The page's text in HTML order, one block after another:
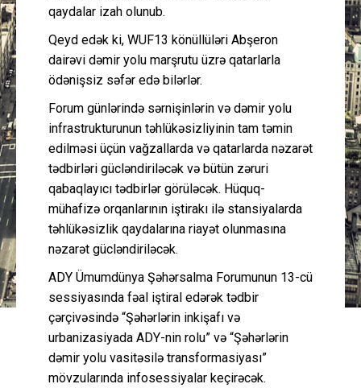
qaydalar izah olunub.
Qeyd edək ki, WUF13 könüllüləri Abşeron
dairəvi dəmir yolu marşrutu üzrə qatarlarla
ödənişsiz səfər edə bilərlər.
Forum günlərində sərnişinlərin və dəmir yolu
infrastrukturunun təhlükəsizliyinin tam təmin
edilməsi üçün vağzallarda və qatarlarda nəzarət
tədbirləri gücləndiriləcək və bütün zəruri
qabaqlayıcı tədbirlər görüləcək. Hüquq-
mühafizə orqanlarının iştirakı ilə stansiyalarda
təhlükəsizlik qaydalarına riayət olunmasına
nəzarət gücləndiriləcək.
ADY Ümumdünya Şəhərsalma Forumunun 13-cü
sessiyasında fəal iştiral edərək tədbir
çərçivəsində “Şəhərlərin inkişafı və
urbanizasiyada ADY-nin rolu” və “Şəhərlərin
dəmir yolu vasitəsilə transformasiyası”
mövzularında infosessiyalar keçirəcək.